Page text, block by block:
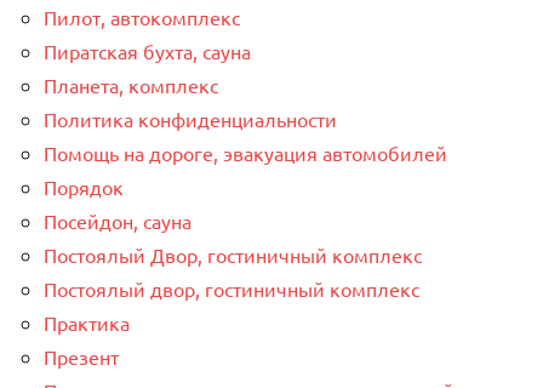
Пилот, автокомплекс
Пиратская бухта, сауна
Планета, комплекс
Политика конфиденциальности
Помощь на дороге, эвакуация автомобилей
Порядок
Посейдон, сауна
Постоялый Двор, гостиничный комплекс
Постоялый двор, гостиничный комплекс
Практика
Презент